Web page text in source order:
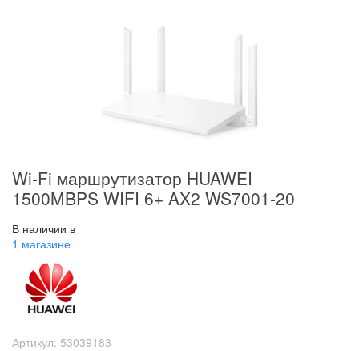
Wi-Fi маршрутизатор HUAWEI
1500MBPS WIFI 6+ AX2 WS7001-20
В наличии в
1 магазине
Артикул: 53039183